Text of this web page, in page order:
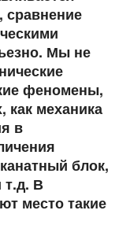
сравнение
Мы не
феномены,
как механика
в
блок,
т.д. В
место такие